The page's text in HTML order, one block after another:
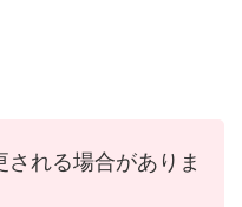
れる場合がありま